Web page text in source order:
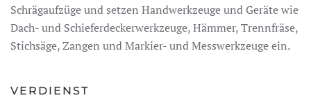
Schrägaufzüge und setzen Handwerkzeuge und Geräte wie
Dach- und Schieferdeckerwerkzeuge, Hämmer, Trennfräse,
Stichsäge, Zangen und Markier- und Messwerkzeuge ein.
VERDIENST